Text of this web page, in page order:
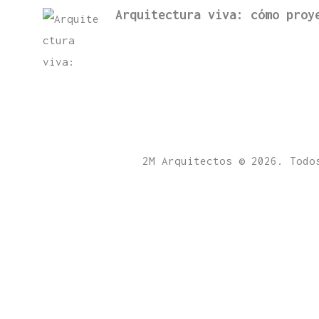
Arquitectura viva: cómo
2M Arquitectos © 2026.